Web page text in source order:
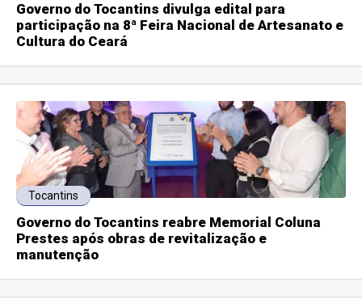
Governo do Tocantins divulga edital para
participação na 8ª Feira Nacional de Artesanato e
Cultura do Ceará
Tocantins
Governo do Tocantins reabre Memorial Coluna
Prestes após obras de revitalização e
manutenção